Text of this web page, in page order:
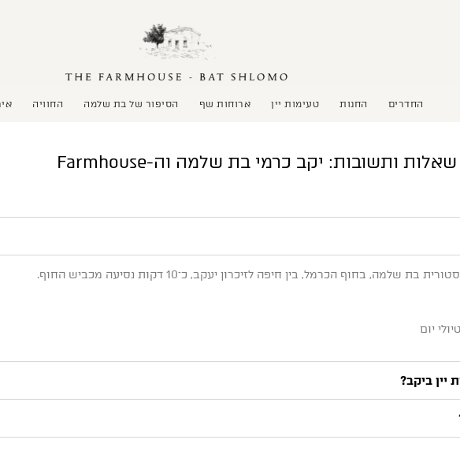
החדרים החנות טעימות יין ארוחות שף הסיפור של בת שלמה החוויה
שאלות ותשובות: יקב כרמי בת שלמה וה-Farmhouse
בחוף הכרמל, בין חיפה לזיכרון יעקב, כ־10 דקות נסיעה מכביש החוף.
יין ביקב?